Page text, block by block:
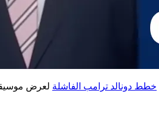
خطط دونالد ترامب الفاشلة لعرض